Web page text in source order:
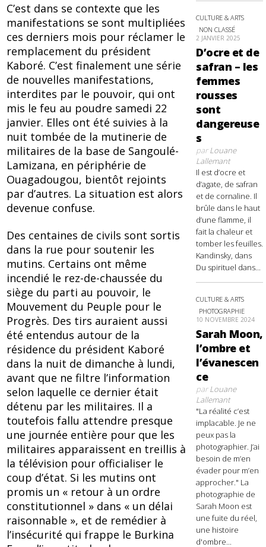
C’est dans se contexte que les
manifestations se sont multipliées
ces derniers mois pour réclamer le
remplacement du président
Kaboré. C’est finalement une série
de nouvelles manifestations,
interdites par le pouvoir, qui ont
mis le feu au poudre samedi 22
janvier. Elles ont été suivies à la
nuit tombée de la mutinerie de
militaires de la base de Sangoulé-
Lamizana, en périphérie de
Ouagadougou, bientôt rejoints
par d’autres. La situation est alors
devenue confuse.
Des centaines de civils sont sortis
dans la rue pour soutenir les
mutins. Certains ont même
incendié le rez-de-chaussée du
siège du parti au pouvoir, le
Mouvement du Peuple pour le
Progrès. Des tirs auraient aussi
été entendus autour de la
résidence du président Kaboré
dans la nuit de dimanche à lundi,
avant que ne filtre l’information
selon laquelle ce dernier était
détenu par les militaires. Il a
toutefois fallu attendre presque
une journée entière pour que les
militaires apparaissent en treillis à
la télévision pour officialiser le
coup d’état. Si les mutins ont
promis un « retour à un ordre
constitutionnel » dans « un délai
raisonnable », et de remédier à
l’insécurité qui frappe le Burkina
CULTURE & ARTS
NON CLASSÉ
2 JANVIER 2025
D’ocre et de
safran – les
femmes
rousses
sont
dangereuse
s
parLouane
Lallemant
Il est d’ocre et
d’agate, de safran
et de cornaline. Il
brûle dans le haut
d’une flamme, il
fait la chaleur et
tomber les feuilles.
Kandinsky, dans
Du spirituel dans...
CULTURE & ARTS
PHOTOGRAPHIE
10 NOVEMBRE 2024
Sarah Moon,
l’ombre et
l’évanescen
ce
parLouane
Lallemant
"La réalité c’est
implacable. Je ne
peux pas la
photographier. J’ai
besoin de m’en
évader pour m’en
approcher." La
photographie de
Sarah Moon est
une fuite du réel,
une histoire
d'ombre...